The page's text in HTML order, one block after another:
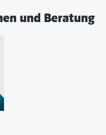
und Beratung